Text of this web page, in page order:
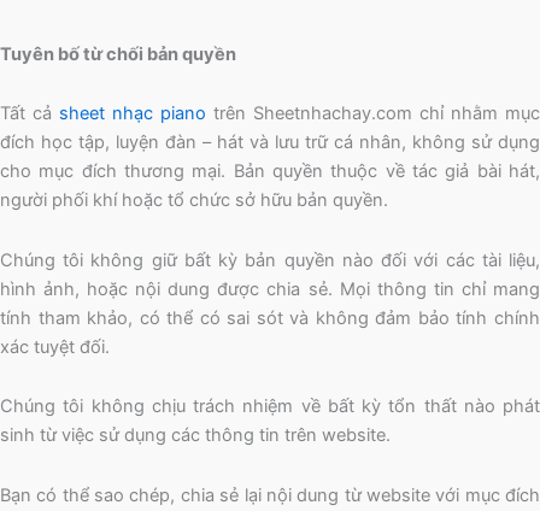
Tuyên bố từ chối bản quyền
Tất cả sheet nhạc piano trên Sheetnhachay.com chỉ nhằm mục
đích học tập, luyện đàn – hát và lưu trữ cá nhân, không sử dụng
cho mục đích thương mại. Bản quyền thuộc về tác giả bài hát,
người phối khí hoặc tổ chức sở hữu bản quyền.
Chúng tôi không giữ bất kỳ bản quyền nào đối với các tài liệu,
hình ảnh, hoặc nội dung được chia sẻ. Mọi thông tin chỉ mang
tính tham khảo, có thể có sai sót và không đảm bảo tính chính
xác tuyệt đối.
Chúng tôi không chịu trách nhiệm về bất kỳ tổn thất nào phát
sinh từ việc sử dụng các thông tin trên website.
Bạn có thể sao chép, chia sẻ lại nội dung từ website với mục đích